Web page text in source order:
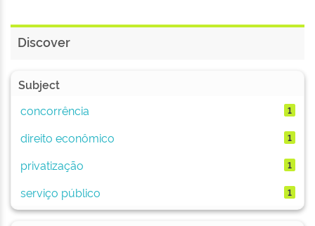
Discover
Subject
concorrência
1
direito econômico 1
privatização 1
serviço público 1